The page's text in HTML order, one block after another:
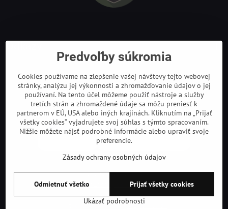
©2026Copyright
Predvoľby súkromia
Zásady ochrany osobných údajov
Podmienky používania
Vytvorené pomocou:BiznisWeb.sk
Predvoľby súkromia
Cookies používame na zlepšenie vašej návštevy tejto webovej
stránky, analýzu jej výkonnosti a zhromažďovanie údajov o jej
používaní. Na tento účel môžeme použiť nástroje a služby
tretích strán a zhromaždené údaje sa môžu preniesť k
partnerom v EÚ, USA alebo iných krajinách. Kliknutím na „Prijať
všetky cookies“ vyjadrujete svoj súhlas s týmto spracovaním.
Nižšie môžete nájsť podrobné informácie alebo upraviť svoje
preferencie.
Zásady ochrany osobných údajov
Ukázať podrobnosti
Prijať všetky cookies
Odmietnuť všetko